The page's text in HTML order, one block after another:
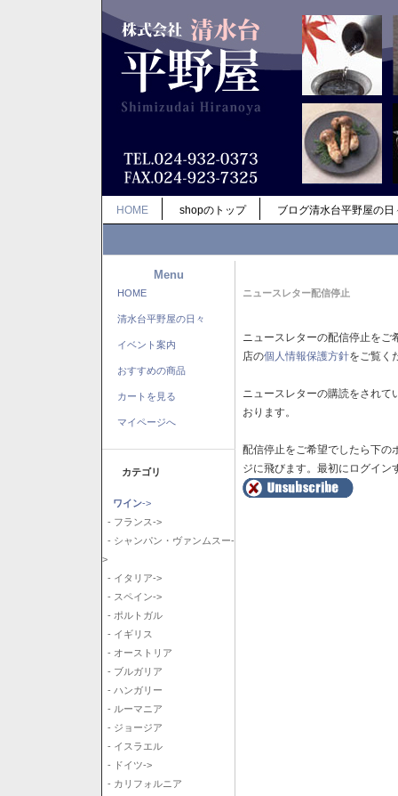
HOME shopのトップ ブログ清水台平野屋の日
Menu
HOME
清水台平野屋の日々
イベント案内
おすすめの商品
カートを見る
マイページへ
カテゴリ
ワイン->
- フランス->
- シャンパン・ヴァンムスー-
>
- イタリア->
- スペイン->
- ポルトガル
- イギリス
- オーストリア
- ブルガリア
- ハンガリー
- ルーマニア
- ジョージア
- イスラエル
- ドイツ->
- カリフォルニア
ニュースレター配信停止
ニュースレターの配信停止を
店の個人情報保護方針をご覧く
ニュースレターの購読をされ
おります。
配信停止をご希望でしたら下の
ジに飛びます。最初にログイン